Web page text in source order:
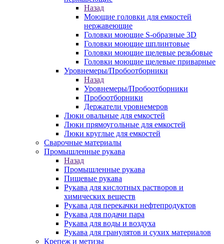
Назад
Моющие головки для емкостей
нержавеющие
Головки моющие S-образные 3D
Головки моющие шплинтовые
Головки моющие щелевые резьбовые
Головки моющие щелевые приварные
Уровнемеры/Пробоотборники
Назад
Уровнемеры/Пробоотборники
Пробоотборники
Держатели уровнемеров
Люки овальные для емкостей
Люки прямоугольные для емкостей
Люки круглые для емкостей
Сварочные материалы
Промышленные рукава
Назад
Промышленные рукава
Пищевые рукава
Рукава для кислотных растворов и
химических веществ
Рукава для перекачки нефтепродуктов
Рукава для подачи пара
Рукава для воды и воздуха
Рукава для гранулятов и сухих материалов
Крепеж и метизы